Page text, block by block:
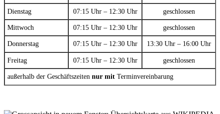
Dienstag 07:15 Uhr – 12:30 Uhr geschlossen
Mittwoch 07:15 Uhr – 12:30 Uhr geschlossen
Donnerstag 07:15 Uhr – 12:30 Uhr 13:30 Uhr – 16:00 Uhr
Freitag 07:15 Uhr – 12:30 Uhr geschlossen
außerhalb der Geschäftszeiten nur mit Terminvereinbarung